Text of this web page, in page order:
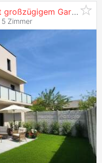
Exklusives Einfamilienhaus mit großzügigem Garten - Ein Wohngenuss für die ganze Familie - 5 Zimmer - Viele Freiflächen - Ziegelmassiv - Pv-Vorbere...
5 Zimmer